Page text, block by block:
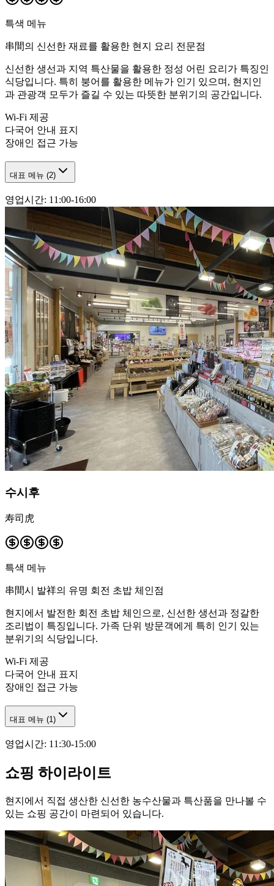
특색 메뉴
串間의 신선한 재료를 활용한 현지 요리 전문점
신선한 생선과 지역 특산물을 활용한 정성 어린 요리가 특징인
식당입니다. 특히 붕어를 활용한 메뉴가 인기 있으며, 현지인
과 관광객 모두가 즐길 수 있는 따뜻한 분위기의 공간입니다.
Wi-Fi 제공
다국어 안내 표지
장애인 접근 가능
대표 메뉴 (2)
영업시간: 11:00-16:00
수시후
寿司虎
특색 메뉴
串間시 발祥의 유명 회전 초밥 체인점
현지에서 발전한 회전 초밥 체인으로, 신선한 생선과 정갈한
조리법이 특징입니다. 가족 단위 방문객에게 특히 인기 있는
분위기의 식당입니다.
Wi-Fi 제공
다국어 안내 표지
장애인 접근 가능
대표 메뉴 (1)
영업시간: 11:30-15:00
쇼핑 하이라이트
현지에서 직접 생산한 신선한 농수산물과 특산품을 만나볼 수
있는 쇼핑 공간이 마련되어 있습니다.